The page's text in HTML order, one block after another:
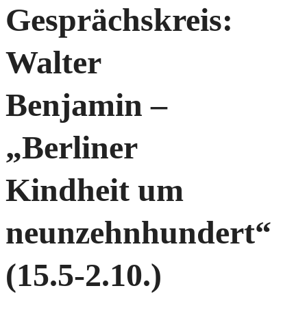
Gesprächskreis:
Walter
Benjamin –
„Berliner
Kindheit um
neunzehnhundert“
(15.5-2.10.)